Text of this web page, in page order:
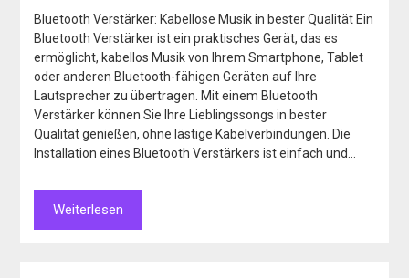
Bluetooth Verstärker: Kabellose Musik in bester Qualität Ein
Bluetooth Verstärker ist ein praktisches Gerät, das es
ermöglicht, kabellos Musik von Ihrem Smartphone, Tablet
oder anderen Bluetooth-fähigen Geräten auf Ihre
Lautsprecher zu übertragen. Mit einem Bluetooth
Verstärker können Sie Ihre Lieblingssongs in bester
Qualität genießen, ohne lästige Kabelverbindungen. Die
Installation eines Bluetooth Verstärkers ist einfach und…
Weiterlesen